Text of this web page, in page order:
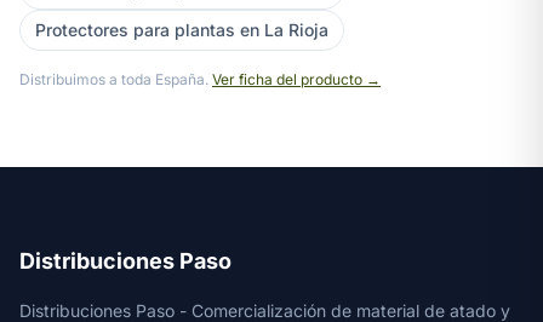
Protectores para plantas en La Rioja
Distribuimos a toda España. Ver ficha del producto →
Distribuciones Paso
Distribuciones Paso - Comercialización de material de atado y